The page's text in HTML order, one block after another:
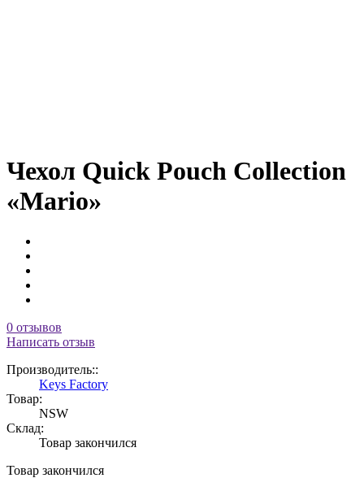
Чехол Quick Pouch Collection
«Mario»
0 отзывов
Написать отзыв
Производитель::
Keys Factory
Товар:
NSW
Склад:
Товар закончился
Товар закончился